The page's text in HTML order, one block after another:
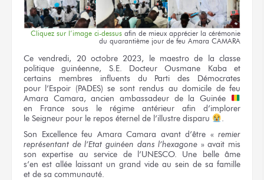
Cliquez sur l’image ci-dessus afin de mieux apprécier la cérémonie
du quarantième jour de feu Amara CAMARA
Ce vendredi, 20 octobre 2023, le maestro de la classe
politique guinéenne, S.E. Docteur Ousmane Kaba
et
certains membres influents du Parti
des Démocrates
pour l’Espoir (PADES)se sont rendus au domicile de feu
Amara Camara, ancien ambassadeur de la Guinée
en France
sous le régime antérieur afin d’implorer
le Seigneur pour le repos éternel de l’illustre disparu
.
Son Excellencefeu Amara Camara avant d’être « remier
représentant de l’Etat guinéen dans l’hexagone » avait mis
son expertise au service de l’UNESCO. Une belleâme
s’en est allée laissant un grand vide au sein de sa famille
et de sa communauté.